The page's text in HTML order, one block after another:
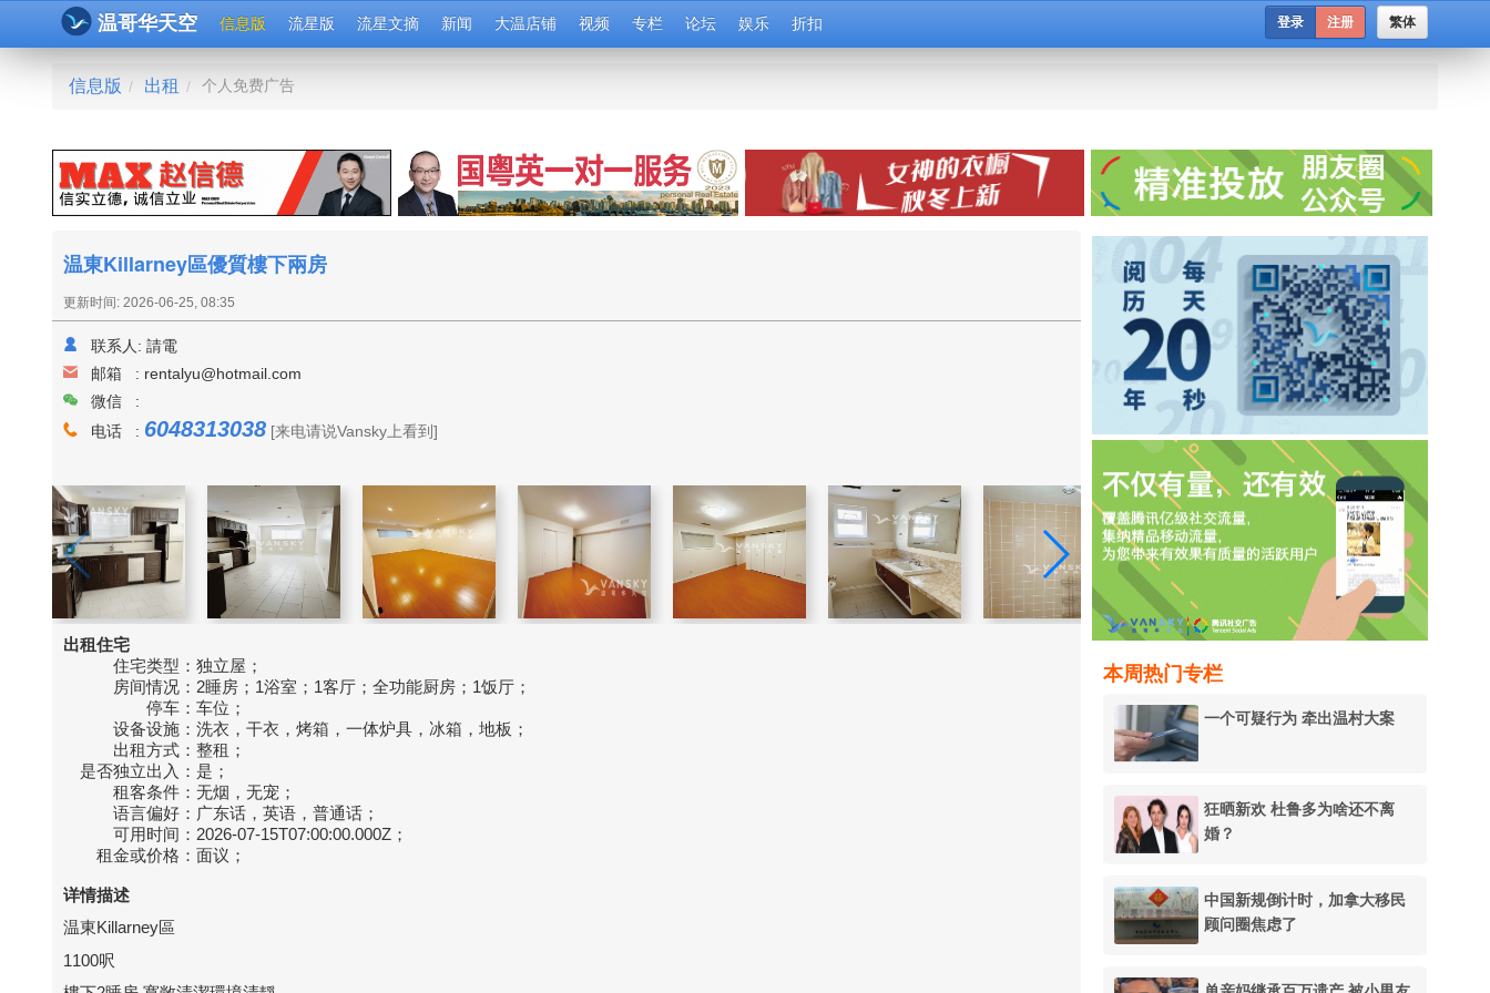
温哥华天空 信息版 流星版 流星文摘 新闻 大温店铺 视频 专栏 论坛 娱乐 折扣 繁体
登录 注册
信息版 / 出租 / 个人免费广告
本周热门专栏
一个可疑行为 牵出温村大案
狂晒新欢 杜鲁多为啥还不离
婚？
中国新规倒计时，加拿大移民
顾问圈焦虑了
温東Killarney區優質樓下兩房
更新时间: 2026-06-25, 08:35
联系人: 請電
邮箱 : rentalyu@hotmail.com
微信 :
电话 : 6048313038 [来电请说Vansky上看到]
出租住宅
住宅类型： 独立屋；
房间情况： 2睡房；1浴室；1客厅；全功能厨房；1饭厅；
停车： 车位；
设备设施： 洗衣，干衣，烤箱，一体炉具，冰箱，地板；
出租方式： 整租；
是否独立出入： 是；
租客条件： 无烟，无宠；
语言偏好： 广东话，英语，普通话；
可用时间： 2026-07-15T07:00:00.000Z；
租金或价格： 面议；
详情描述
温東Killarney區
1100呎